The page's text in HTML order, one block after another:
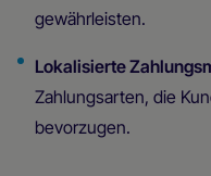
gewährleisten.
Lokalisierte
Zahlungsarten, die
bevorzugen.